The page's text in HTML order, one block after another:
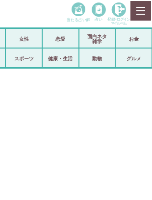
政治
当たる占い師 占い 登録• ログイン
マイルーム
女性 恋愛
面白ネタ
雑学
お金
スポーツ 健康・生活 動物 グルメ